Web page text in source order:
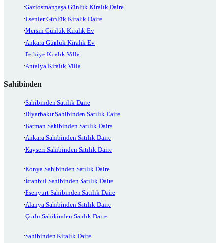
Gaziosmanpaşa Günlük Kiralık Daire
Esenler Günlük Kiralık Daire
Mersin Günlük Kiralık Ev
Ankara Günlük Kiralık Ev
Fethiye Kiralık Villa
Antalya Kiralık Villa
Sahibinden
Sahibinden Satılık Daire
Diyarbakır Sahibinden Satılık Daire
Batman Sahibinden Satılık Daire
Ankara Sahibinden Satılık Daire
Kayseri Sahibinden Satılık Daire
Konya Sahibinden Satılık Daire
İstanbul Sahibinden Satılık Daire
Esenyurt Sahibinden Satılık Daire
Alanya Sahibinden Satılık Daire
Çorlu Sahibinden Satılık Daire
Sahibinden Kiralık Daire